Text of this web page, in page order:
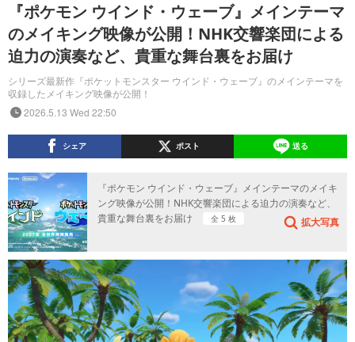
『ポケモン ウインド・ウェーブ』メインテーマ
のメイキング映像が公開！NHK交響楽団による
迫力の演奏など、貴重な舞台裏をお届け
シリーズ最新作『ポケットモンスター ウインド・ウェーブ』のメインテーマを
収録したメイキング映像が公開！
2026.5.13 Wed 22:50
シェア ポスト 送る
『ポケモン ウインド・ウェーブ』メインテーマのメイキ
ング映像が公開！NHK交響楽団による迫力の演奏など、
貴重な舞台裏をお届け
全 5 枚 拡大写真